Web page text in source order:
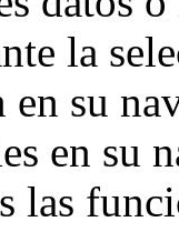
la
su
en su
las